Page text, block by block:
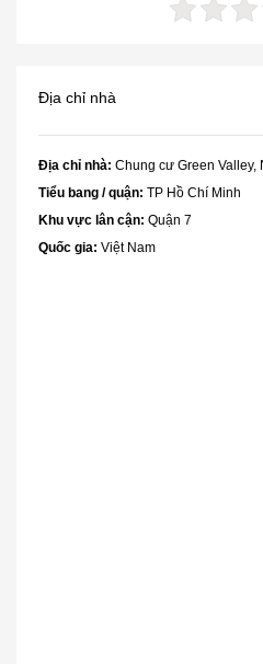
Địa chỉ nhà
Địa chỉ nhà: Chung cư Green
Tiểu bang / quận: TP Hồ Chí Minh
Khu vực lân cận: Quận 7
Quốc gia: Việt Nam